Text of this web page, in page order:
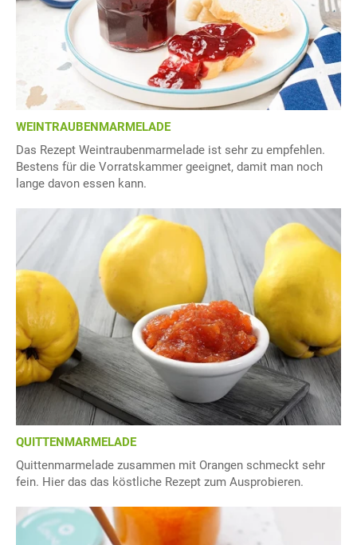
WEINTRAUBENMARMELADE
Das Rezept Weintraubenmarmelade ist sehr zu empfehlen.
Bestens für die Vorratskammer geeignet, damit man noch
lange davon essen kann.
QUITTENMARMELADE
Quittenmarmelade zusammen mit Orangen schmeckt sehr
fein. Hier das das köstliche Rezept zum Ausprobieren.